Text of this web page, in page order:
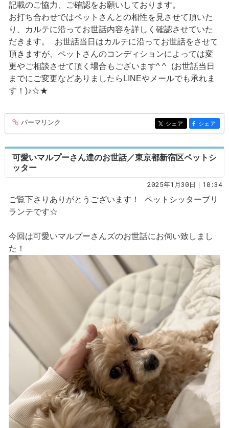
記載のご協力、ご確認をお願いしております。
お打ち合わせではペットさんとの相性を見させて頂いた
り、カルテに沿ってお世話内容を詳しく確認させていた
だきます。 お世話当日はカルテに沿ってお世話をさせて
頂きますが、ペットさんのコンディションによっては変
更やご相談させて頂く場合もございます^ ^ (お世話当日
までにご変更などありましたらLINEやメールでも承れま
す！)♪☆★
entry236
パーマリンク entry236
シェア entry236
シェア
可愛いマルプーさん達のお世話／東京都新宿区ペットシ
ッター
2025年1月30日｜10:34
ご覧下さりありがとうございます！ ペットシッターブリ
ランテです☆
今回は可愛いマルプーさんズのお世話にお伺い致しまし
た！